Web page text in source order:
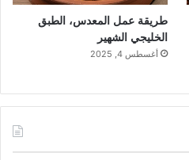
طريقة عمل المعدس، الطبق
الخليجي الشهير
أغسطس 4, 2025